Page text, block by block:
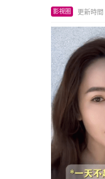
影視圈 更新時